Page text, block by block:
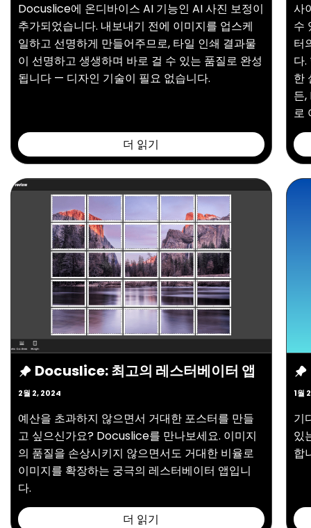
Docuslice에 온디바이스 AI 기능인 AI 사진 보정이
추가되었습니다. 내보내기 전에 이미지를 업스케
일하고 선명하게 만들어주므로, 타일 인쇄 결과물
이 선명하고 생생하며 바로 걸 수 있는 품질로 완성
됩니다 — 디자인 기술이 필요 없습니다.
더 읽기
사
수
터
다
한
든
로
Docuslice: 최고의 레스터베이터 앱
2월 2, 2024
예산을 초과하지 않으면서 거대한 포스터를 만들
고 싶으신가요? Docuslice를 만나보세요. 이미지
의 품질을 손상시키지 않으면서도 거대한 비율로
이미지를 확장하는 궁극의 레스터베이터 앱입니
다.
더 읽기
1월
기
있
합